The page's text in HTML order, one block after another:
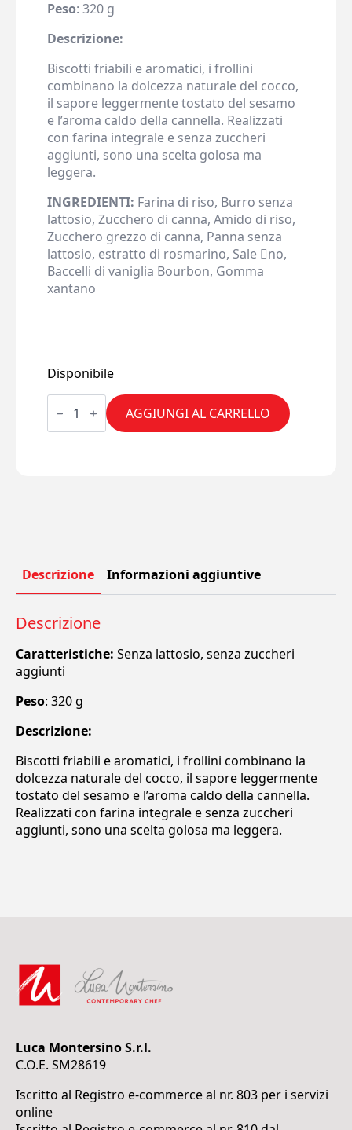
Peso: 320 g
Descrizione:
Biscotti friabili e aromatici, i frollini
combinano la dolcezza naturale del cocco,
il sapore leggermente tostato del sesamo
e l’aroma caldo della cannella. Realizzati
con farina integrale e senza zuccheri
aggiunti, sono una scelta golosa ma
leggera.
INGREDIENTI: Farina di riso, Burro senza
lattosio, Zucchero di canna, Amido di riso,
Zucchero grezzo di canna, Panna senza
lattosio, estratto di rosmarino, Sale 􏰀no,
Baccelli di vaniglia Bourbon, Gomma
xantano
Disponibile
Frollini
Sesamo
AGGIUNGI AL CARRELLO
Descrizione Informazioni aggiuntive
Descrizione
Caratteristiche: Senza lattosio, senza zuccheri
aggiunti
Peso: 320 g
Descrizione:
Biscotti friabili e aromatici, i frollini combinano la
dolcezza naturale del cocco, il sapore leggermente
tostato del sesamo e l’aroma caldo della cannella.
Realizzati con farina integrale e senza zuccheri
aggiunti, sono una scelta golosa ma leggera.
Luca Montersino S.r.l.
C.O.E. SM28619
Iscritto al Registro e-commerce al nr. 803 per i servizi
online